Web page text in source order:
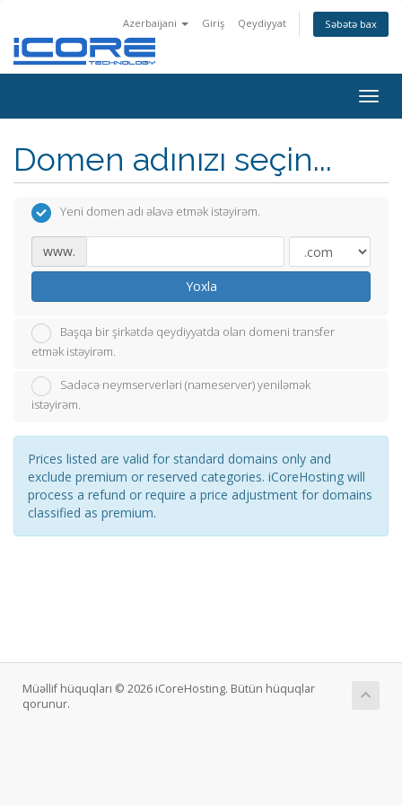
Azerbaijani Giriş Qeydiyyat Səbətə bax
Domen adınızı seçin...
Yeni domen adı əlavə etmək istəyirəm.
www.
Yoxla
Başqa bir şirkətdə qeydiyyatda olan domeni transfer
etmək istəyirəm.
Sadəcə neymserverləri (nameserver) yeniləmək
istəyirəm.
Prices listed are valid for standard domains only and
exclude premium or reserved categories. iCoreHosting will
process a refund or require a price adjustment for domains
classified as premium.
Müəllif hüquqları © 2026 iCoreHosting. Bütün hüquqlar
qorunur.